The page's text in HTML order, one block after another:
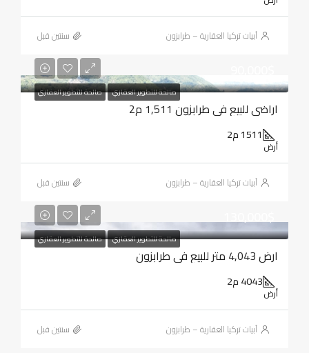
أبيات تركيا العقارية – طرابزون ‏سنتين قبل
صالحة للتطوير العقاري صالحة للتطوير العقاري
اراضي للبيع في طرابزون 1,511 م2
1511 م2
أرض
أبيات تركيا العقارية – طرابزون ‏سنتين قبل
صالحة للتطوير العقاري صالحة للتطوير العقاري
130,000$
ارض 4,043 متر للبيع في طرابزون
4043 م2
أرض
أبيات تركيا العقارية – طرابزون ‏سنتين قبل